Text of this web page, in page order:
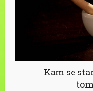
Kam se